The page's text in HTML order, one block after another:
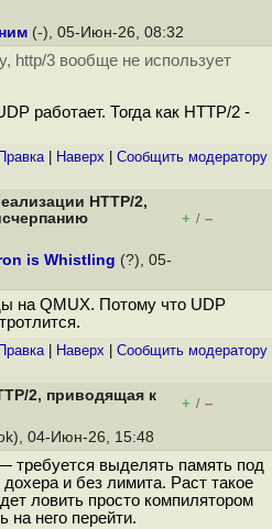
(-), 05-Июн-26, 08:32
http/3 вообще не использует
работает. Тогда как HTTP/2 -
Правка| Наверх Cообщить модератору
HTTP/2,
+ / –
is Whistling (?), 05-
на QMUX. Потому что UDP
Правка| Наверх Cообщить модератору
2, приводящая к
+ / –
04-Июн-26, 15:48
требуется выделять память под
дохера и без лимита. Раст такое
ловить просто компилятором
него перейти.